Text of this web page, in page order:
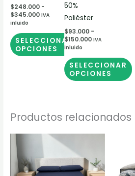
$248.000 -
$345.000 IVA
inluido
SELECCIONAR
OPCIONES
en
la
página
de
producto
50%
Poliéster
$93.000 -
$150.000 IVA
inluido
SELECCIONAR
OPCIONES
en
la
página
de
producto
Productos relacionados
precios:
desde
$162.000 tiene